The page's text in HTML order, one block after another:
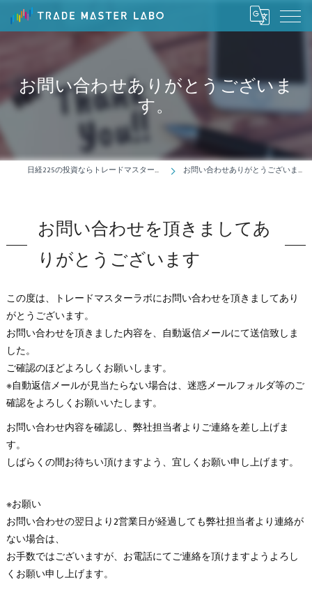
お問い合わせありがとうございま
す。
日経225の投資ならトレードマスターラボ お問い合わせありがとうございます。
お問い合わせを頂きましてあ
りがとうございます
この度は、トレードマスターラボにお問い合わせを頂きましてあり
がとうございます。
お問い合わせを頂きました内容を、自動返信メールにて送信致しま
した。
ご確認のほどよろしくお願いします。
※自動返信メールが見当たらない場合は、迷惑メールフォルダ等のご
確認をよろしくお願いいたします。
お問い合わせ内容を確認し、弊社担当者よりご連絡を差し上げま
す。
しばらくの間お待ちい頂けますよう、宜しくお願い申し上げます。
※お願い
お問い合わせの翌日より2営業日が経過しても弊社担当者より連絡が
ない場合は、
お手数ではございますが、お電話にてご連絡を頂けますようよろし
くお願い申し上げます。